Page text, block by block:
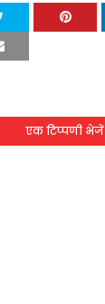
एक टिप्पणी भेजें